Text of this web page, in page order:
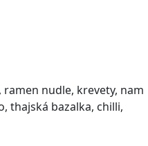
ramen nudle, krevety, nam
thajská bazalka, chilli,